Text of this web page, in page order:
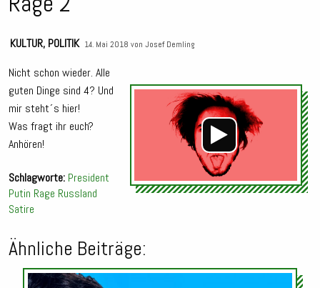
KULTUR, POLITIK 14. Mai 2018 von Josef Demling
Nicht schon wieder. Alle
guten Dinge sind 4? Und
mir steht´s hier!
Was fragt ihr euch?
Anhören!
Schlagworte: President
Putin Rage Russland
Satire
Ähnliche Beiträge:
Audio-